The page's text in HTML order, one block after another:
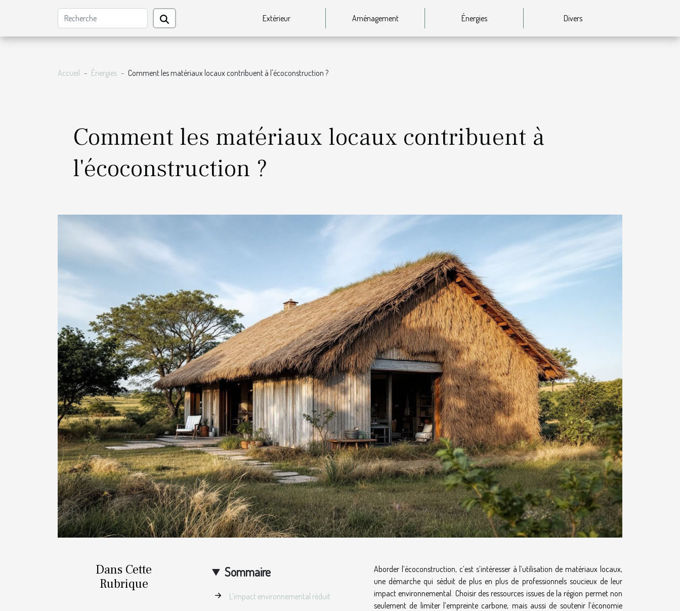
Extérieur Aménagement Énergies Divers
Accueil Énergies Comment les matériaux locaux contribuent à l'écoconstruction ?
Comment les matériaux locaux contribuent à
l'écoconstruction ?
Dans Cette
Rubrique
Sommaire
L’impact environnemental réduit
Aborder l’écoconstruction, c’est s’intéresser à l’utilisation de matériaux locaux,
une démarche qui séduit de plus en plus de professionnels soucieux de leur
impact environnemental. Choisir des ressources issues de la région permet non
seulement de limiter l’empreinte carbone, mais aussi de soutenir l’économie